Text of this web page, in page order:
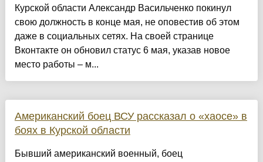
Курской области Александр Васильченко покинул
свою должность в конце мая, не оповестив об этом
даже в социальных сетях. На своей странице
Вконтакте он обновил статус 6 мая, указав новое
место работы – м...
Американский боец ВСУ рассказал о «хаосе» в
боях в Курской области
Бывший американский военный, боец